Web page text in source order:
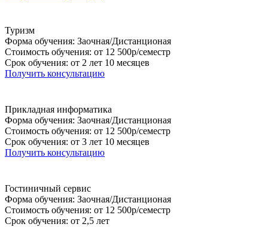
Туризм
Форма обучения: Заочная/Дистанционая
Стоимость обучения: от 12 500р/семестр
Срок обучения: от 2 лет 10 месяцев
Получить консультацию
Прикладная информатика
Форма обучения: Заочная/Дистанционая
Стоимость обучения: от 12 500р/семестр
Срок обучения: от 3 лет 10 месяцев
Получить консультацию
Гостиничный сервис
Форма обучения: Заочная/Дистанционая
Стоимость обучения: от 12 500р/семестр
Срок обучения: от 2,5 лет